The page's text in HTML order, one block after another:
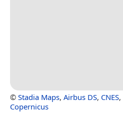
© Stadia Maps, Airbus DS, CNES,
Copernicus